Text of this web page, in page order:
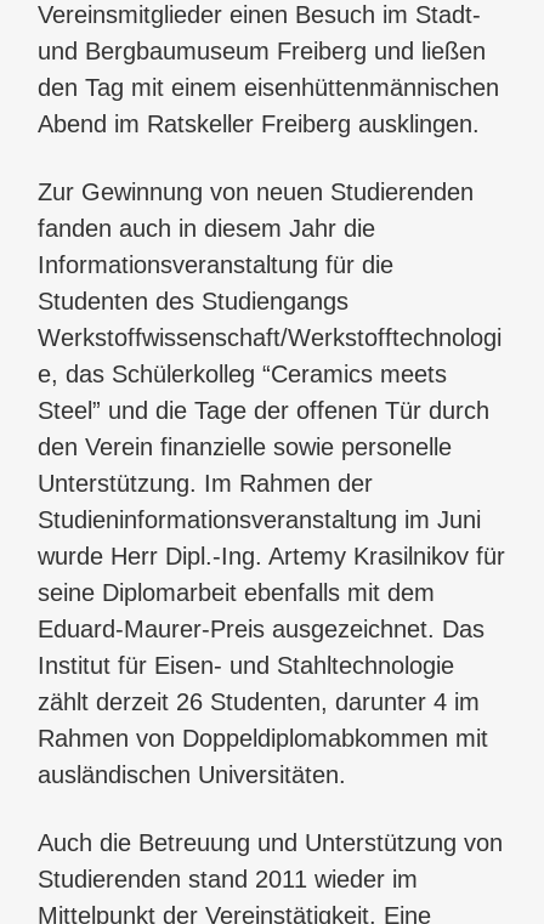
Vereinsmitglieder einen Besuch im Stadt-
und Bergbaumuseum Freiberg und ließen
den Tag mit einem eisenhüttenmännischen
Abend im Ratskeller Freiberg ausklingen.
Zur Gewinnung von neuen Studierenden
fanden auch in diesem Jahr die
Informationsveranstaltung für die
Studenten des Studiengangs
Werkstoffwissenschaft/Werkstofftechnologi
e, das Schülerkolleg “Ceramics meets
Steel” und die Tage der offenen Tür durch
den Verein finanzielle sowie personelle
Unterstützung. Im Rahmen der
Studieninformationsveranstaltung im Juni
wurde Herr Dipl.-Ing. Artemy Krasilnikov für
seine Diplomarbeit ebenfalls mit dem
Eduard-Maurer-Preis ausgezeichnet. Das
Institut für Eisen- und Stahltechnologie
zählt derzeit 26 Studenten, darunter 4 im
Rahmen von Doppeldiplomabkommen mit
ausländischen Universitäten.
Auch die Betreuung und Unterstützung von
Studierenden stand 2011 wieder im
Mittelpunkt der Vereinstätigkeit. Eine